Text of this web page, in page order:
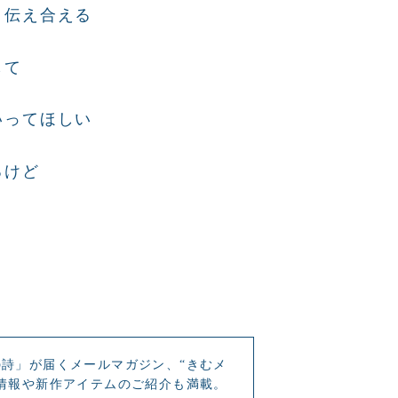
え合える
てほしい
ど
」が届くメールマガジン、“きむメ
報や新作アイテムのご紹介も満載。